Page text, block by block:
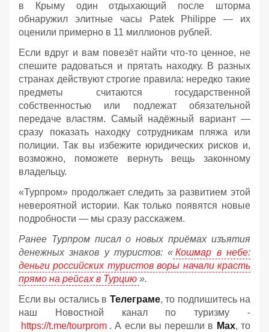
в Крыму один отдыхающий после шторма
обнаружил элитные часы Patek Philippe — их
оценили примерно в 11 миллионов рублей.
Если вдруг и вам повезёт найти что‑то ценное, не
спешите радоваться и прятать находку. В разных
странах действуют строгие правила: нередко такие
предметы считаются государственной
собственностью или подлежат обязательной
передаче властям. Самый надёжный вариант —
сразу показать находку сотрудникам пляжа или
полиции. Так вы избежите юридических рисков и,
возможно, поможете вернуть вещь законному
владельцу.
«Турпром» продолжает следить за развитием этой
невероятной истории. Как только появятся новые
подробности — мы сразу расскажем.
Ранее Турпром писал о новых приёмах изъятия
денежных знаков у туристов: « Кошмар в небе:
деньги российских туристов воры начали красть
прямо на рейсах в Турцию ».
Если вы остались в Телеграме, то подпишитесь на
наш Новостной канал по туризму -
https://t.me/tourprom . А если вы перешли в Мах, то